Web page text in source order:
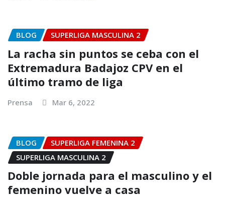
BLOG SUPERLIGA MASCULINA 2
La racha sin puntos se ceba con el
Extremadura Badajoz CPV en el
último tramo de liga
Prensa Mar 6, 2022
BLOG
SUPERLIGA FEMENINA 2
SUPERLIGA MASCULINA 2
Doble jornada para el masculino y el
femenino vuelve a casa